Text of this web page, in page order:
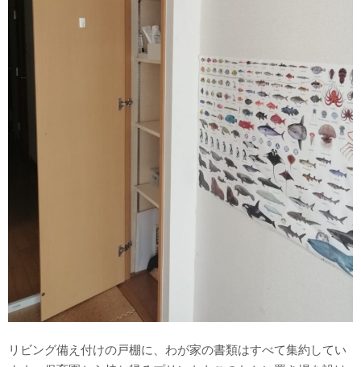
リビング備え付けの戸棚に、わが家の書類はすべて集約してい